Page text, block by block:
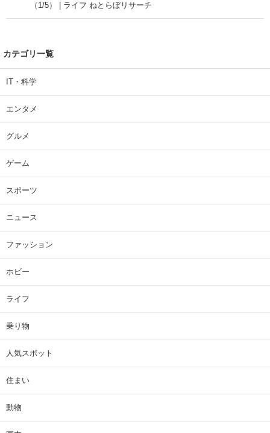
（1/5） | ライフ ねとらぼリサーチ
カテゴリ一覧
IT・科学
エンタメ
グルメ
ゲーム
スポーツ
ニュース
ファッション
ホビー
ライフ
乗り物
人気スポット
住まい
動物